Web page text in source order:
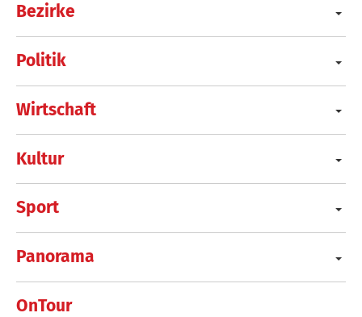
Bezirke
Politik
Wirtschaft
Kultur
Sport
Panorama
OnTour